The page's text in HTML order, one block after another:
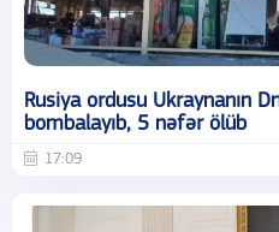
Rusiya ordusu Ukraynanın
bombalayıb, 5 nəfər ölüb
17:09